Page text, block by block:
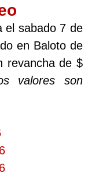
el sabado 7 de
en Baloto de
revancha de $
valores son